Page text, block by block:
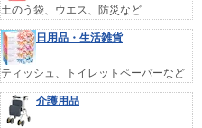
土のう袋、ウエス、防災など
日用品・生活雑貨
ティッシュ、トイレットペーパーなど
介護用品